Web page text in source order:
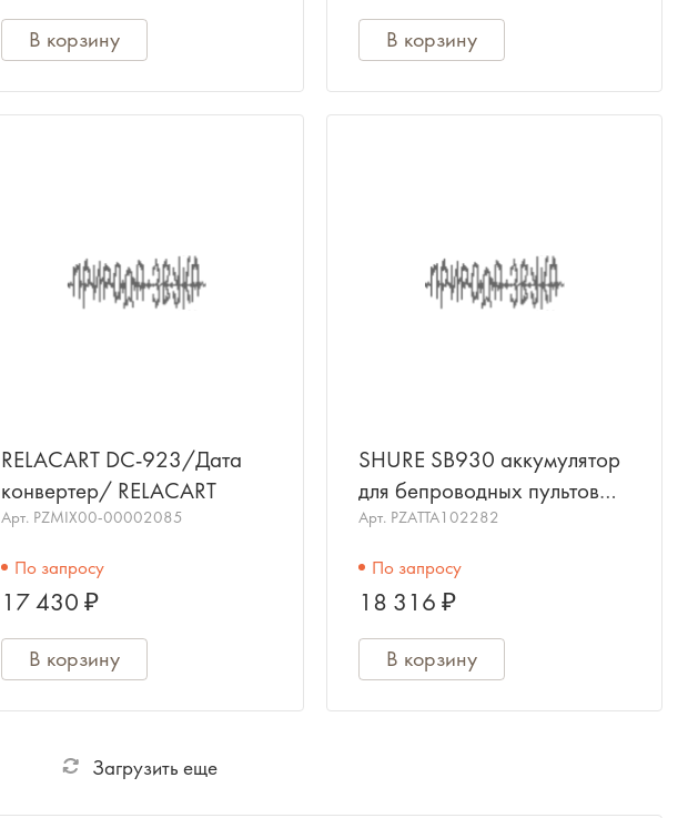
В корзину В корзину
RELACART DC-923/Дата
конвертер/ RELACART
Арт. PZMIX00-00002085
По запросу
17 430 ₽
В корзину
SHURE SB930 аккумулятор
для бепроводных пультов
MXCW640
Арт. PZATTA102282
По запросу
18 316 ₽
В корзину
Загрузить еще